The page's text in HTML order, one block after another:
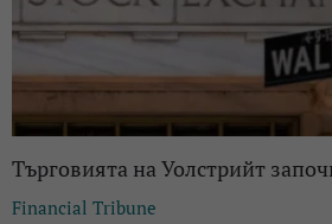
Търговията на Уолстрийт
Financial Tribune